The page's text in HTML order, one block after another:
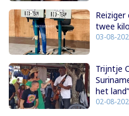
twee
03-08-
Trijntje
het land”
02-08-